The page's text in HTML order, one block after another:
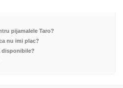
pijamalele Taro?
nu imi plac?
disponibile?